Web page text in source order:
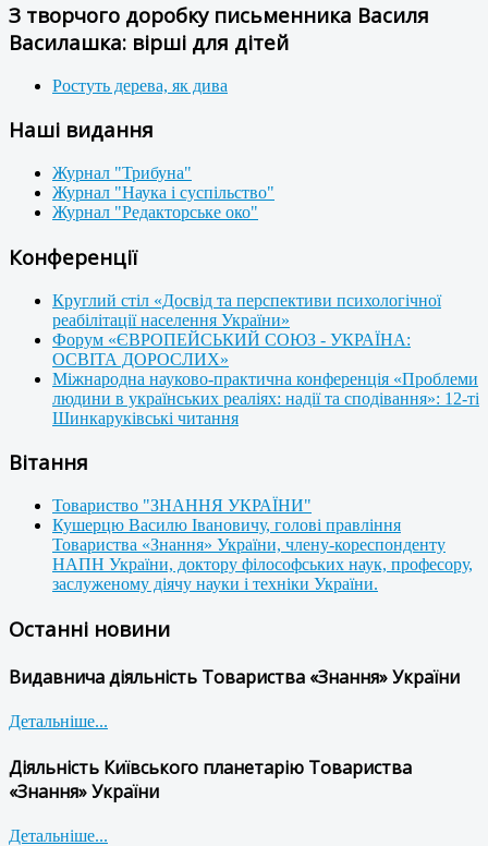
З творчого доробку письменника Василя
Василашка: вірші для дітей
Ростуть дерева, як дива
Наші видання
Журнал "Трибуна"
Журнал "Наука і суспільство"
Журнал "Редакторське око"
Конференції
Круглий стіл «Досвід та перспективи психологічної
реабілітації населення України»
Форум «ЄВРОПЕЙСЬКИЙ СОЮЗ - УКРАЇНА:
ОСВІТА ДОРОСЛИХ»
Міжнародна науково-практична конференція «Проблеми
людини в українських реаліях: надії та сподівання»: 12-ті
Шинкаруківські читання
Вітання
Товариство "ЗНАННЯ УКРАЇНИ"
Кушерцю Василю Івановичу, голові правління
Товариства «Знання» України, члену-кореспонденту
НАПН України, доктору філософських наук, професору,
заслуженому діячу науки і техніки України.
Останні новини
Видавнича діяльність Товариства «Знання» України
Детальніше...
Діяльність Київського планетарію Товариства
«Знання» України
Детальніше...